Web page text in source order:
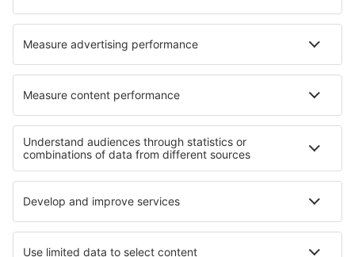
Hotels Ban Dinh Deng Hotels in Laurens
Hotels in Klingenthal Hotels in Srednja Vas v Bohinju
Hotels in Aizarnazabal Hotels in Cerro Maggiore
Die besten Hotels - Regionen
Hotels in den Niederlanden Hotels in Portugal
Hotels an der Englischen Riviera
Hotels in Mesa Verde National Park Hotels in Dachstein